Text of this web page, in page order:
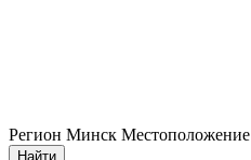
Регион Минск Местоположение